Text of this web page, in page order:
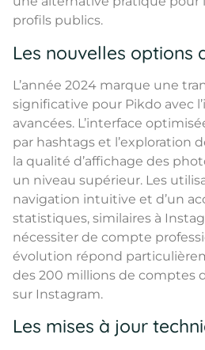
profils publics.
Les nouvelles options
L’année 2024 marque une
significative pour Pikdo avec
avancées. L’interface
par hashtags et l’exploration
la qualité d’affichage des
un niveau supérieur. Les
navigation intuitive et d’un
statistiques, similaires à
nécessiter de compte
évolution répond
des 200 millions de comptes
sur Instagram.
Les mises à jour